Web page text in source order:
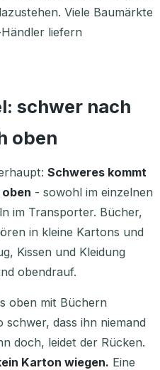
Viele Baumärkte
liefern
schwer nach
oben
Schweres kommt
- sowohl im einzelnen
im Transporter. Bücher,
in kleine Kartons und
Kissen und Kleidung
obendrauf.
oben mit Büchern
dass ihn niemand
doch, leidet der Rücken.
Karton wiegen. Eine